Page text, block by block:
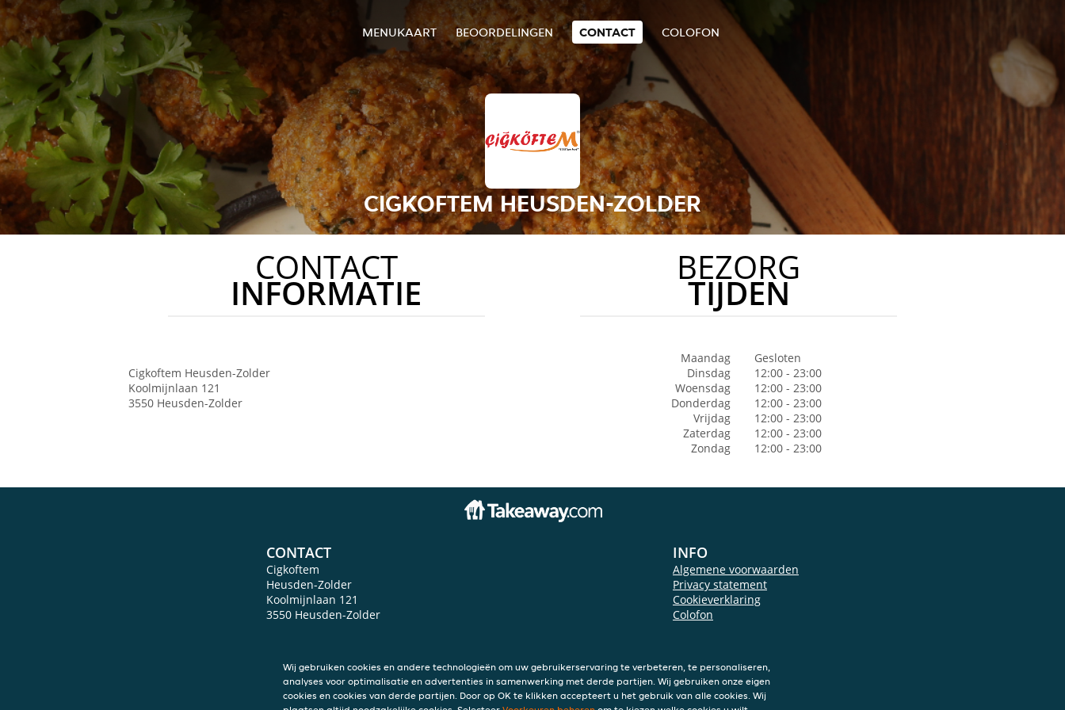
MENUKAART BEOORDELINGEN CONTACT COLOFON
CIGKOFTEM HEUSDEN-ZOLDER
CONTACT
INFORMATIE
Cigkoftem Heusden-Zolder
Koolmijnlaan 121
3550 Heusden-Zolder
BEZORG
TIJDEN
Maandag
Gesloten
Dinsdag
12:00 - 23:00
Woensdag
12:00 - 23:00
Donderdag
12:00 - 23:00
Vrijdag
12:00 - 23:00
Zaterdag
12:00 - 23:00
Zondag
12:00 - 23:00
CONTACT
Cigkoftem
Heusden-Zolder
Koolmijnlaan 121
3550 Heusden-Zolder
INFO
Algemene voorwaarden
Privacy statement
Cookieverklaring
Colofon
Wij gebruiken cookies en andere technologieën om uw gebruikerservaring te verbeteren, te personaliseren,
analyses voor optimalisatie en advertenties in samenwerking met derde partijen. Wij gebruiken onze eigen
cookies en cookies van derde partijen. Door op OK te klikken accepteert u het gebruik van alle cookies. Wij